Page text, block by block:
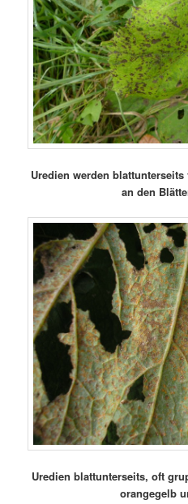
Uredien werden
an den
Uredien blattunterseits, oft
orangegelb